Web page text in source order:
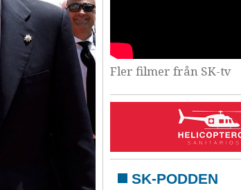
Fler filmer från SK-tv
SK-PODDEN